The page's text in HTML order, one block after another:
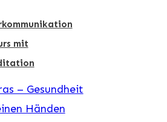
mit
– Gesundheit
Händen